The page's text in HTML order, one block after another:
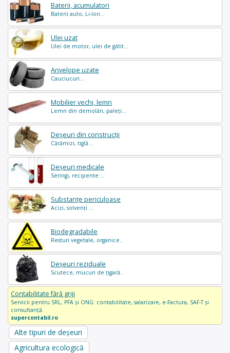
Baterii, acumulatori
Baterii auto, Li-Ion...
Ulei uzat
Ulei de motor, ulei de gătit...
Anvelope uzate
Cauciucuri...
Mobilier vechi, lemn
Lemn din demolări, paleți...
Deșeuri din construcții
Cărămizi, tiglă...
Deșeuri medicale
Seringi, recipente ...
Substanțe periculoase
Acizi, solvenți ...
Biodegradabile
Resturi vegetale, organice..
Deșeuri reziduale
Scutece, mucuri de țigară..
Contabilitate fără griji
Servicii pentru SRL, PFA și ONG: contabilitate, salarizare, e-Factura, SAF-T și
consultanță.
supercontabil.ro
Alte tipuri de deșeuri
Agricultura ecologică